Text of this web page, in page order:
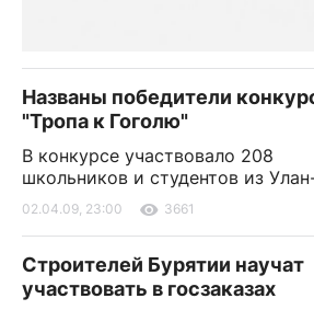
Названы победители
"Тропа к Гоголю"
В конкурсе участвовало 208
школьников и студентов из
02.04.09, 23:00 3661
Строителей Бурятии научат
участвовать в госзаказах